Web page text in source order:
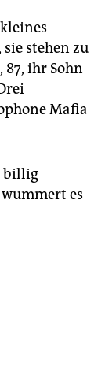
stehen zu
ihr Sohn
Mafia
billig
es